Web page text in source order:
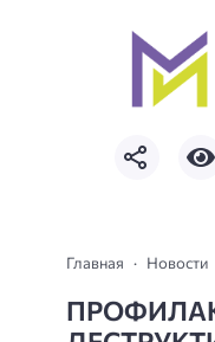
Главная Новости